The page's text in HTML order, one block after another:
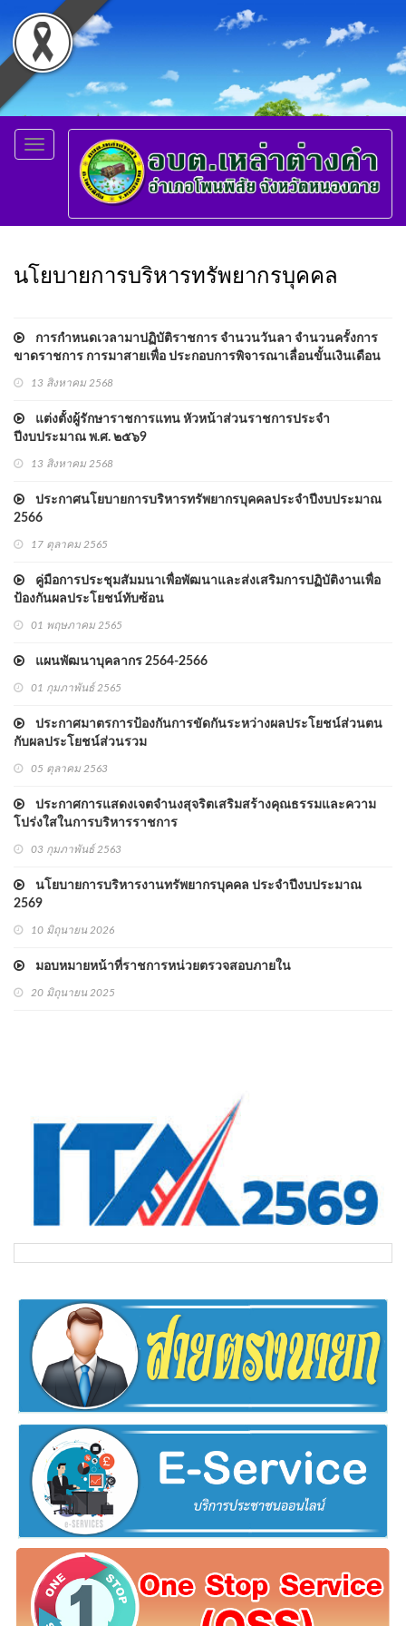
Toggle
navigation
นโยบายการบริหารทรัพยากรบุคคล
การกำหนดเวลามาปฏิบัติราชการ จำนวนวันลา จำนวนครั้งการ
ขาดราชการ การมาสายเพื่อ ประกอบการพิจารณาเลื่อนขั้นเงินเดือน
สำหรับพนักงานส่วนตำบล พนักงานครูและบุคลากรทางการศึกษา
13 สิงหาคม 2568
แต่งตั้งผู้รักษาราชการแทน หัวหน้าส่วนราชการประจำ
ปีงบประมาณ พ.ศ. ๒๕๖9
13 สิงหาคม 2568
ประกาศนโยบายการบริหารทรัพยากรบุคคลประจำปีงบประมาณ
2566
17 ตุลาคม 2565
คู่มือการประชุมสัมมนาเพื่อพัฒนาและส่งเสริมการปฏิบัติงานเพื่อ
ป้องกันผลประโยชน์ทับซ้อน
01 พฤษภาคม 2565
แผนพัฒนาบุคลากร 2564-2566
01 กุมภาพันธ์ 2565
ประกาศมาตรการป้องกันการขัดกันระหว่างผลประโยชน์ส่วนตน
กับผลประโยชน์ส่วนรวม
05 ตุลาคม 2563
ประกาศการแสดงเจตจำนงสุจริตเสริมสร้างคุณธรรมและความ
โปร่งใสในการบริหารราชการ
03 กุมภาพันธ์ 2563
นโยบายการบริหารงานทรัพยากรบุคคล ประจำปีงบประมาณ
2569
10 มิถุนายน 2026
มอบหมายหน้าที่ราชการหน่วยตรวจสอบภายใน
20 มิถุนายน 2025